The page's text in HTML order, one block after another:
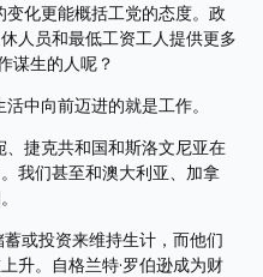
变化更能概括工党的态度。政
人员和最低工资工人提供更多
谋生的人呢？
中向前迈进的就是工作。
捷克共和国和斯洛文尼亚在
我们甚至和澳大利亚、加拿
或投资来维持生计，而他们
升。自格兰特·罗伯逊成为财